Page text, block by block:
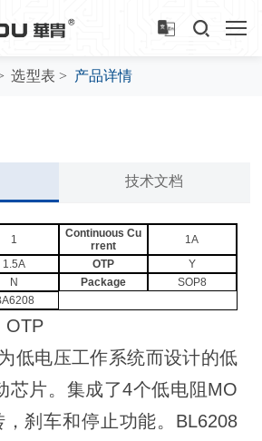
选型表 > 产品详情
技术文档
1
Continuous Cu
rrent
1A
1.5A OTP
Y
N Package
SOP8
OTP
低电压工作系统而设计的低
芯片。集成了4个低电阻MO
刹车和停止功能。BL6208